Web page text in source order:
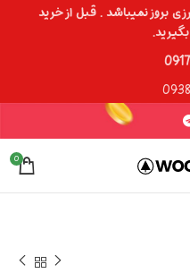
0
بروز نمیباشد . قبل از خرید